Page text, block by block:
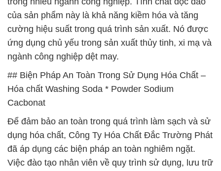
của sản phẩm này là khả năng kiềm hóa và tăng
cường hiệu suất trong quá trình sản xuất. Nó được
ứng dụng chủ yếu trong sản xuất thủy tinh, xi mạ và
ngành công nghiệp dệt may.
## Biện Pháp An Toàn Trong Sử Dụng Hóa Chất –
Hóa chất Washing Soda * Powder Sodium
Cacbonat
Để đảm bảo an toàn trong quá trình làm sạch và sử
dụng hóa chất, Công Ty Hóa Chất Đắc Trường Phát
đã áp dụng các biện pháp an toàn nghiêm ngặt.
Việc đào tạo nhân viên về quy trình sử dụng, lưu trữ